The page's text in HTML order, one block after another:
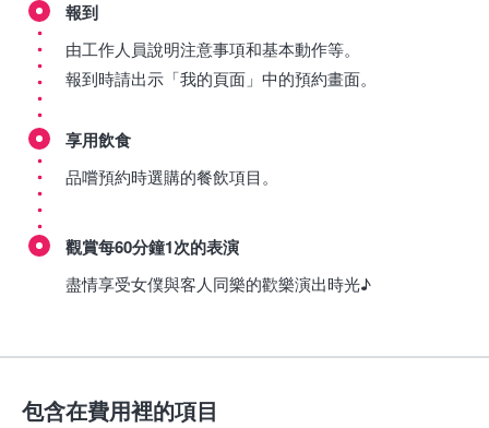
報到
由工作人員說明注意事項和基本動作等。
報到時請出示「我的頁面」中的預約畫面。
享用飲食
品嚐預約時選購的餐飲項目。
觀賞每60分鐘1次的表演
盡情享受女僕與客人同樂的歡樂演出時光♪
包含在費用裡的項目